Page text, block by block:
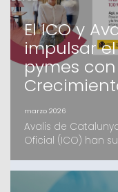
El ICO y
impulsar
pymes
marzo 2026
Avalis de
Oficial (ICO) han
la financiación de
nueva